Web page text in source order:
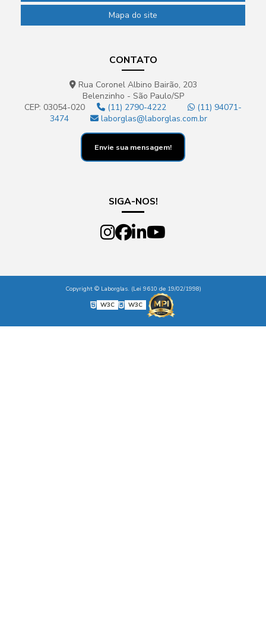
Mapa do site
CONTATO
Rua Coronel Albino Bairão, 203
Belenzinho - São Paulo/SP
CEP: 03054-020
(11) 2790-4222
(11) 94071-
3474
laborglas@laborglas.com.br
Envie sua mensagem!
SIGA-NOS!
Copyright © Laborglas. (Lei 9610 de 19/02/1998)
W3C
W3C